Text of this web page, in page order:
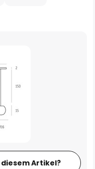
diesem Artikel?